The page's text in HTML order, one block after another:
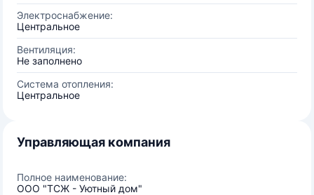
Электроснабжение:
Центральное
Вентиляция:
Не заполнено
Система отопления:
Центральное
Управляющая компания
Полное наименование:
ООО "ТСЖ - Уютный дом"